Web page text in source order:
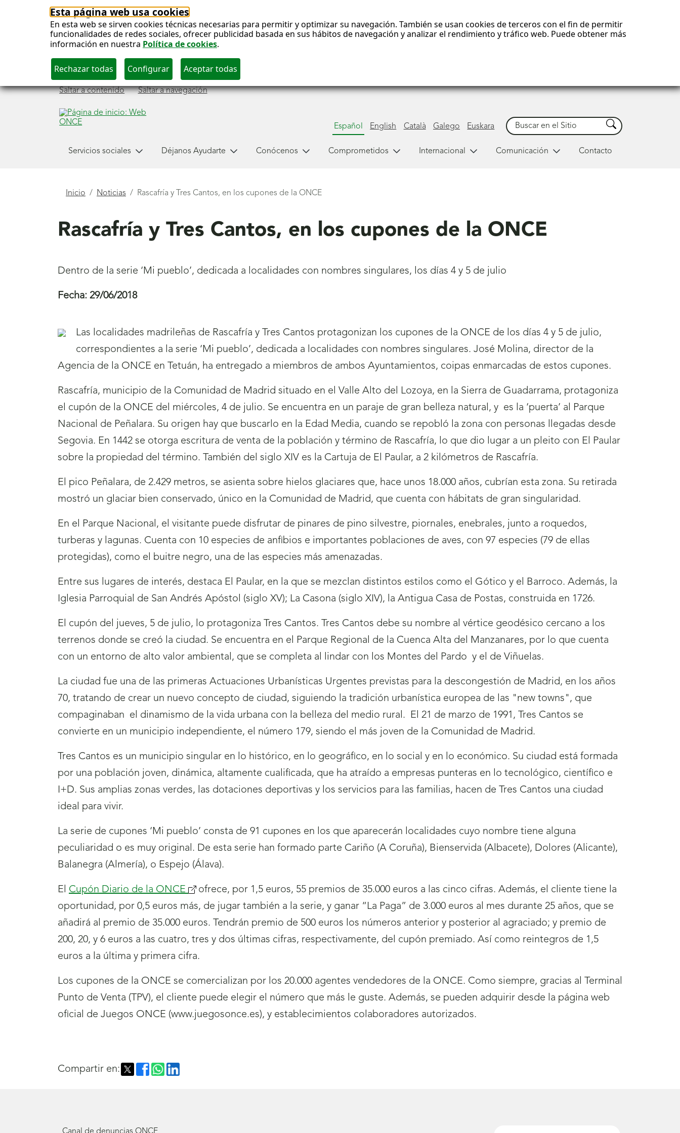
Esta página web usa cookies
En esta web se sirven cookies técnicas necesarias para permitir y optimizar su navegación. También se usan cookies de terceros con el fin de permitir
funcionalidades de redes sociales, ofrecer publicidad basada en sus hábitos de navegación y analizar el rendimiento y tráfico web. Puede obtener más
información en nuestra Política de cookies.
Saltar a contenido Saltar a navegación
Español English Català Galego Euskara
Buscar Buscar
Servicios sociales Déjanos Ayudarte Conócenos Comprometidos Internacional Comunicación Contacto
Está
Inicio Noticias Rascafría y Tres Cantos, en los cupones de la ONCE
Rascafría y Tres Cantos, en los cupones de la ONCE
Dentro de la serie ‘Mi pueblo’, dedicada a localidades con nombres singulares, los días 4 y 5 de julio
Fecha: 29/06/2018
Las localidades madrileñas de Rascafría y Tres Cantos protagonizan los cupones de la ONCE de los días 4 y 5 de julio,
correspondientes a la serie ‘Mi pueblo’, dedicada a localidades con nombres singulares. José Molina, director de la
Agencia de la ONCE en Tetuán, ha entregado a miembros de ambos Ayuntamientos, coipas enmarcadas de estos cupones.
Rascafría, municipio de la Comunidad de Madrid situado en el Valle Alto del Lozoya, en la Sierra de Guadarrama, protagoniza
el cupón de la ONCE del miércoles, 4 de julio. Se encuentra en un paraje de gran belleza natural, y es la ‘puerta’ al Parque
Nacional de Peñalara. Su origen hay que buscarlo en la Edad Media, cuando se repobló la zona con personas llegadas desde
Segovia. En 1442 se otorga escritura de venta de la población y término de Rascafría, lo que dio lugar a un pleito con El Paular
sobre la propiedad del término. También del siglo XIV es la Cartuja de El Paular, a 2 kilómetros de Rascafría.
El pico Peñalara, de 2.429 metros, se asienta sobre hielos glaciares que, hace unos 18.000 años, cubrían esta zona. Su retirada
mostró un glaciar bien conservado, único en la Comunidad de Madrid, que cuenta con hábitats de gran singularidad.
En el Parque Nacional, el visitante puede disfrutar de pinares de pino silvestre, piornales, enebrales, junto a roquedos,
turberas y lagunas. Cuenta con 10 especies de anfibios e importantes poblaciones de aves, con 97 especies (79 de ellas
protegidas), como el buitre negro, una de las especies más amenazadas.
Entre sus lugares de interés, destaca El Paular, en la que se mezclan distintos estilos como el Gótico y el Barroco. Además, la
Iglesia Parroquial de San Andrés Apóstol (siglo XV); La Casona (siglo XIV), la Antigua Casa de Postas, construida en 1726.
El cupón del jueves, 5 de julio, lo protagoniza Tres Cantos. Tres Cantos debe su nombre al vértice geodésico cercano a los
terrenos donde se creó la ciudad. Se encuentra en el Parque Regional de la Cuenca Alta del Manzanares, por lo que cuenta
con un entorno de alto valor ambiental, que se completa al lindar con los Montes del Pardo y el de Viñuelas.
La ciudad fue una de las primeras Actuaciones Urbanísticas Urgentes previstas para la descongestión de Madrid, en los años
70, tratando de crear un nuevo concepto de ciudad, siguiendo la tradición urbanística europea de las "new towns", que
compaginaban el dinamismo de la vida urbana con la belleza del medio rural.
El 21 de marzo de 1991, Tres Cantos se
convierte en un municipio independiente, el número 179, siendo el más joven de la Comunidad de Madrid.
Tres Cantos es un municipio singular en lo histórico, en lo geográfico, en lo social y en lo económico. Su ciudad está formada
por una población joven, dinámica, altamente cualificada, que ha atraído a empresas punteras en lo tecnológico, científico e
I+D. Sus amplias zonas verdes, las dotaciones deportivas y los servicios para las familias, hacen de Tres Cantos una ciudad
ideal para vivir.
La serie de cupones ‘Mi pueblo’ consta de 91 cupones en los que aparecerán localidades cuyo nombre tiene alguna
peculiaridad o es muy original. De esta serie han formado parte Cariño (A Coruña), Bienservida (Albacete), Dolores (Alicante),
Balanegra (Almería), o Espejo (Álava).
El Cupón Diario de la ONCE
ofrece, por 1,5 euros, 55 premios de 35.000 euros a las cinco cifras. Además, el cliente tiene la
oportunidad, por 0,5 euros más, de jugar también a la serie, y ganar “La Paga” de 3.000 euros al mes durante 25 años, que se
añadirá al premio de 35.000 euros. Tendrán premio de 500 euros los números anterior y posterior al agraciado; y premio de
200, 20, y 6 euros a las cuatro, tres y dos últimas cifras, respectivamente, del cupón premiado. Así como reintegros de 1,5
euros a la última y primera cifra.
Los cupones de la ONCE se comercializan por los 20.000 agentes vendedores de la ONCE. Como siempre, gracias al Terminal
Punto de Venta (TPV), el cliente puede elegir el número que más le guste. Además, se pueden adquirir desde la página web
oficial de Juegos ONCE (www.juegosonce.es), y establecimientos colaboradores autorizados.
Compartir en: